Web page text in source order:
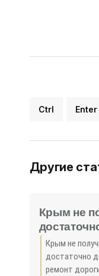
Ctrl Enter
Другие
Крым не
ремонт
«Керчь-
Крым не
достаточно
ремонт